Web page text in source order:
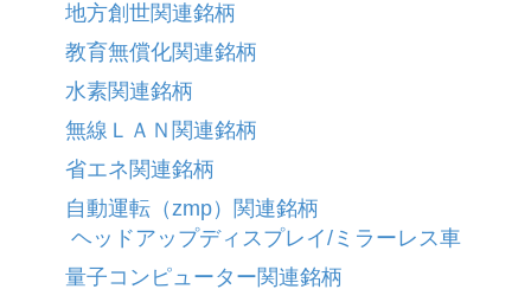
地方創世関連銘柄
教育無償化関連銘柄
水素関連銘柄
無線ＬＡＮ関連銘柄
省エネ関連銘柄
自動運転（zmp）関連銘柄
ヘッドアップディスプレイ/ミラーレス車
量子コンピューター関連銘柄